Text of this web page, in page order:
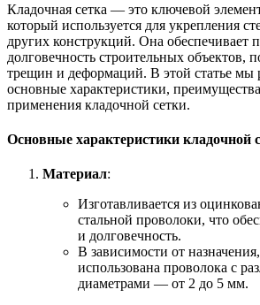
Кладочная сетка — это ключевой
который используется для укрепления
других конструкций. Она обеспечивает
долговечность строительных объектов,
трещин и деформаций. В этой статье мы
основные характеристики,
применения кладочной сетки.
Основные характеристики кладочной
Материал:
Изготавливается из
стальной проволоки, что
и долговечность.
В зависимости от
использована проволока с
диаметрами — от 2 до 5 мм.